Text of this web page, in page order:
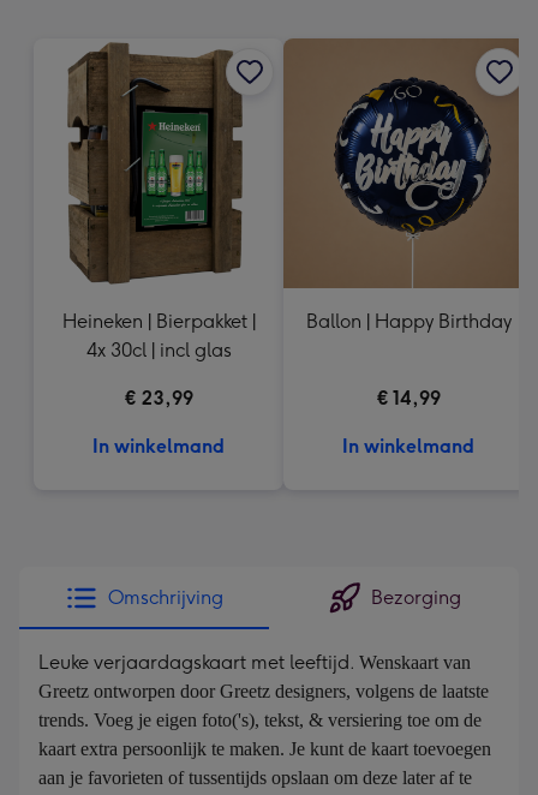
Dimensions:
240
x
240
mm
Heineken | Bierpakket |
4x 30cl | incl glas
€ 23,99
In winkelmand
Ballon | Happy Birthday
€ 14,99
In winkelmand
Omschrijving Bezorging
Leuke verjaardagskaart met leeftijd. Wenskaart van
Greetz ontworpen door Greetz designers, volgens de laatste
trends. Voeg je eigen foto('s), tekst, & versiering toe om de
kaart extra persoonlijk te maken. Je kunt de kaart toevoegen
aan je favorieten of tussentijds opslaan om deze later af te